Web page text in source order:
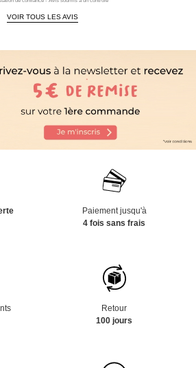
VOIR TOUS LES AVIS
Paiement jusqu'à
4 fois sans frais
Retour
100 jours